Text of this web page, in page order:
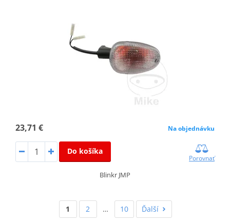
23,71 € Na objednávku
Do košíka
Porovnať
Blinkr JMP
1 2 … 10 Ďalší